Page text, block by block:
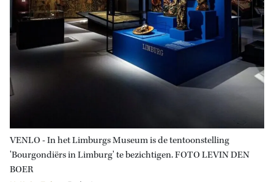
VENLO - In het Limburgs Museum is de tentoonstelling
'Bourgondiërs in Limburg' te bezichtigen. FOTO LEVIN DEN
BOER